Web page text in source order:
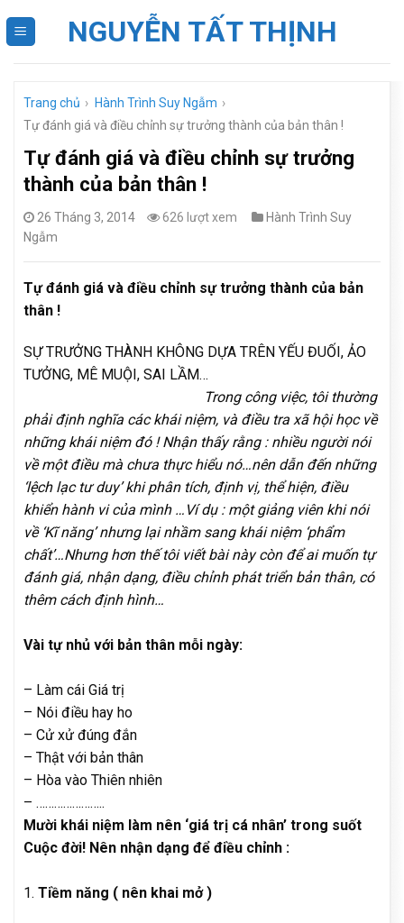
NGUYỄN TẤT THỊNH
Trang chủ › Hành Trình Suy Ngẫm ›
Tự đánh giá và điều chỉnh sự trưởng thành của bản thân !
Tự đánh giá và điều chỉnh sự trưởng
thành của bản thân !
26 Tháng 3, 2014 626 lượt xem
Hành Trình Suy
Ngẫm
Tự đánh giá và điều chỉnh sự trưởng thành của bản
thân !
SỰ TRƯỞNG THÀNH KHÔNG DỰA TRÊN YẾU ĐUỐI, ẢO
TƯỞNG, MÊ MUỘI, SAI LẦM…
Trong công việc, tôi thường
phải định nghĩa các khái niệm, và điều tra xã hội học về
những khái niệm đó ! Nhận thấy rằng : nhiều người nói
về một điều mà chưa thực hiểu nó…nên dẫn đến những
‘lệch lạc tư duy’ khi phân tích, định vị, thể hiện, điều
khiển hành vi của mình …Ví dụ : một giảng viên khi nói
về ‘Kĩ năng’ nhưng lại nhầm sang khái niệm ‘phẩm
chất’…Nhưng hơn thế tôi viết bài này còn để ai muốn tự
đánh giá, nhận dạng, điều chỉnh phát triển bản thân, có
thêm cách định hình…
Vài tự nhủ với bản thân mỗi ngày:
– Làm cái Giá trị
– Nói điều hay ho
– Cử xử đúng đắn
– Thật với bản thân
– Hòa vào Thiên nhiên
– …………………..
Mười khái niệm làm nên ‘giá trị cá nhân’ trong suốt
Cuộc đời! Nên nhận dạng để điều chỉnh :
1. Tiềm năng ( nên khai mở )